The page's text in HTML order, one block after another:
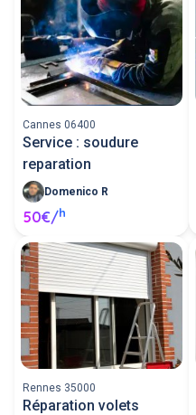
Cannes 06400
Service : soudure
reparation
Domenico R
50€/h
Rennes 35000
Réparation volets